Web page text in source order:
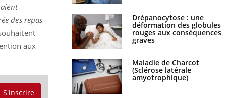
des repas
aux
S'inscrire
Drépanocytose : une
déformation des globules
rouges aux conséquences
graves
Maladie de Charcot
(Sclérose latérale
amyotrophique)